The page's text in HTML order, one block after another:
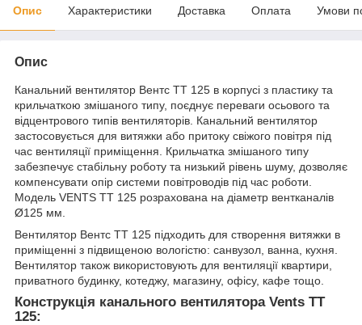
Опис Характеристики Доставка Оплата Умови
Опис
Канальний вентилятор Вентс ТТ 125 в корпусі з пластику та
крильчаткою змішаного типу, поєднує переваги осьового та
відцентрового типів вентиляторів. Канальний вентилятор
застосовується для витяжки або притоку свіжого повітря під
час вентиляції приміщення. Крильчатка змішаного типу
забезпечує стабільну роботу та низький рівень шуму, дозволяє
компенсувати опір системи повітроводів під час роботи.
Модель VENTS ТТ 125 розрахована на діаметр вентканалів
Ø125 мм.
Вентилятор Вентс ТТ 125 підходить для створення витяжки в
приміщенні з підвищеною вологістю: санвузол, ванна, кухня.
Вентилятор також використовують для вентиляції квартири,
приватного будинку, котеджу, магазину, офісу, кафе тощо.
Конструкція канального вентилятора Vents ТТ
125: